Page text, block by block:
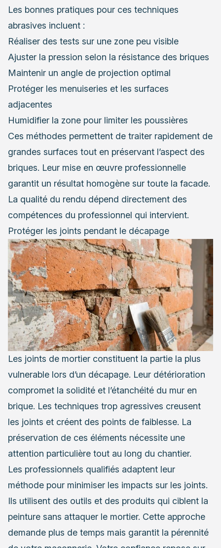
Les bonnes pratiques pour ces techniques
abrasives incluent :
Réaliser des tests sur une zone peu visible
Ajuster la pression selon la résistance des briques
Maintenir un angle de projection optimal
Protéger les menuiseries et les surfaces
adjacentes
Humidifier la zone pour limiter les poussières
Ces méthodes permettent de traiter rapidement de
grandes surfaces tout en préservant l’aspect des
briques. Leur mise en œuvre professionnelle
garantit un résultat homogène sur toute la facade.
La qualité du rendu dépend directement des
compétences du professionnel qui intervient.
Protéger les joints pendant le décapage
Les joints de mortier constituent la partie la plus
vulnerable lors d’un décapage. Leur détérioration
compromet la solidité et l’étanchéité du mur en
brique. Les techniques trop agressives creusent
les joints et créent des points de faiblesse. La
préservation de ces éléments nécessite une
attention particulière tout au long du chantier.
Les professionnels qualifiés adaptent leur
méthode pour minimiser les impacts sur les joints.
Ils utilisent des outils et des produits qui ciblent la
peinture sans attaquer le mortier. Cette approche
demande plus de temps mais garantit la pérennité